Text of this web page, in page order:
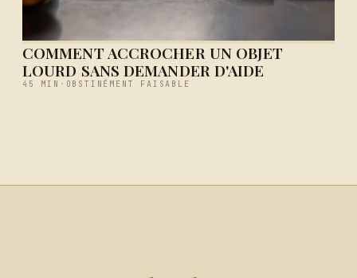
COMMENT ACCROCHER UN OBJET
LOURD SANS DEMANDER D'AIDE
45 MIN · OBSTINÉMENT FAISABLE